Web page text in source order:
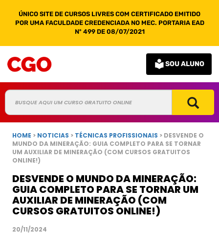
ÚNICO SITE DE CURSOS LIVRES COM CERTIFICADO EMITIDO
POR UMA FACULDADE CREDENCIADA NO MEC. PORTARIA EAD
Nº 499 DE 08/07/2021
SOU ALUNO
HOME > NOTICIAS > TÉCNICAS PROFISSIONAIS > DESVENDE O
MUNDO DA MINERAÇÃO: GUIA COMPLETO PARA SE TORNAR
UM AUXILIAR DE MINERAÇÃO (COM CURSOS GRATUITOS
ONLINE!)
DESVENDE O MUNDO DA MINERAÇÃO:
GUIA COMPLETO PARA SE TORNAR UM
AUXILIAR DE MINERAÇÃO (COM
CURSOS GRATUITOS ONLINE!)
20/11/2024